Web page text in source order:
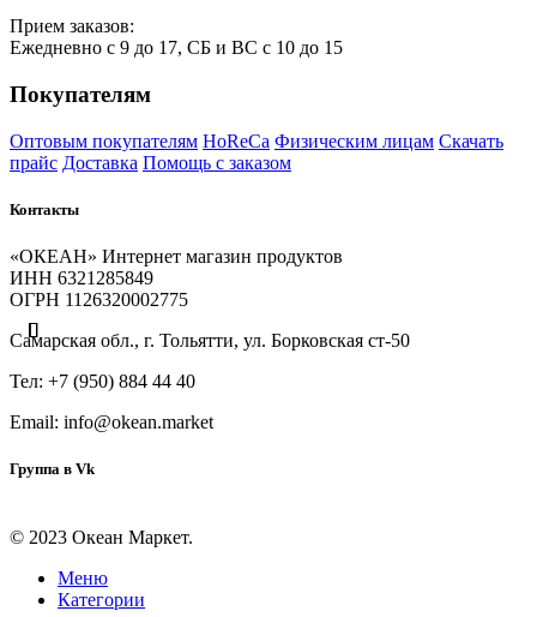
Прием заказов:
Ежедневно с 9 до 17, СБ и ВС с 10 до 15
Покупателям
Оптовым покупателям HoReCa Физическим лицам Скачать
прайс Доставка Помощь с заказом
Контакты
«ОКЕАН» Интернет магазин продуктов
ИНН 6321285849
ОГРН 1126320002775
Самарская обл., г. Тольятти, ул. Борковская ст-50
Тел: +7 (950) 884 44 40
Email: info@okean.market
Группа в Vk
© 2023 Океан Маркет.
Меню
Категории